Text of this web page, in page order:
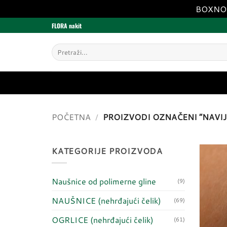
to
FLORA nakit
Pretraži:
POČETNA / PROIZVODI OZNAČENI
KATEGORIJE PROIZVODA
Naušnice od polimerne gline (9)
NAUŠNICE (nehrđajući čelik) (69)
OGRLICE (nehrđajući čelik) (61)